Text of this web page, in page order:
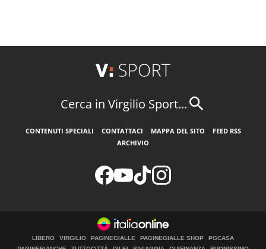
Cerca in Virgilio Sport...
CONTENUTI SPECIALI CONTATTACI MAPPA DEL SITO
FEED RSS
ARCHIVIO
LIBERO VIRGILIO PAGINEGIALLE PAGINEGIALLE SHOP
PGCASA